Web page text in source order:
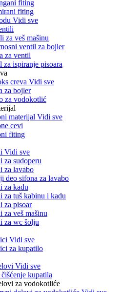
fiting
fiting
Vidi sve
za veš mašinu
ventil za bojler
za ventil
za ispiranje pisoara
creva Vidi sve
za bojler
za vodokotlić
materijal Vidi sve
cevi
fiting
Vidi sve
za sudoperu
za lavabo
deo sifona za lavabo
za kadu
za tuš kabinu i kadu
za pisoar
za veš mašinu
za wc šolju
Vidi sve
za kupatilo
Vidi sve
čišćenje kupatila
za vodokotliće